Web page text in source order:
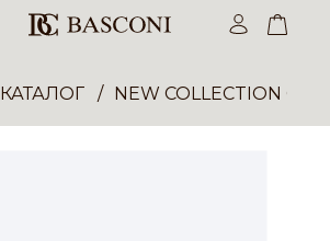
КАТАЛОГ NEW COLLECTION